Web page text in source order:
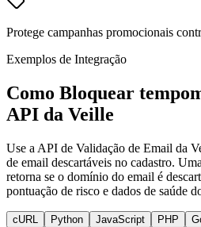
Protege campanhas promocionais
Exemplos de Integração
Como Bloquear
API da Veille
Use a API de Validação de Email da
de email descartáveis no cadastro.
retorna se o domínio do email é
pontuação de risco e dados de saúde
cURL Python JavaScript PHP